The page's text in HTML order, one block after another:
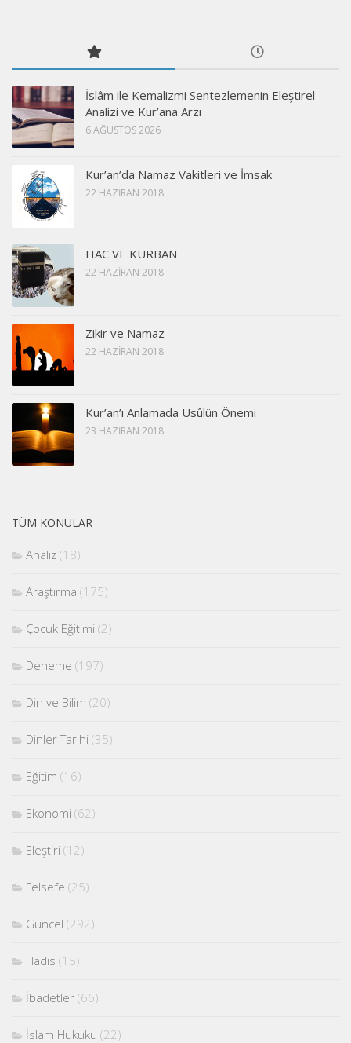
İslâm ile Kemalizmi Sentezlemenin Eleştirel
Analizi ve Kur’ana Arzı
6 AĞUSTOS 2026
Kur’an’da Namaz Vakitleri ve İmsak
22 HAZIRAN 2018
HAC VE KURBAN
22 HAZIRAN 2018
Zikir ve Namaz
22 HAZIRAN 2018
Kur’an’ı Anlamada Usûlün Önemi
23 HAZIRAN 2018
TÜM KONULAR
Analiz (18)
Araştırma (175)
Çocuk Eğitimi (2)
Deneme (197)
Din ve Bilim (20)
Dinler Tarihi (35)
Eğitim (16)
Ekonomi (62)
Eleştiri (12)
Felsefe (25)
Güncel (292)
Hadis (15)
İbadetler (66)
İslam Hukuku (22)